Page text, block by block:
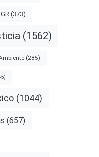
(373)
(1562)
(285)
(1044)
(657)